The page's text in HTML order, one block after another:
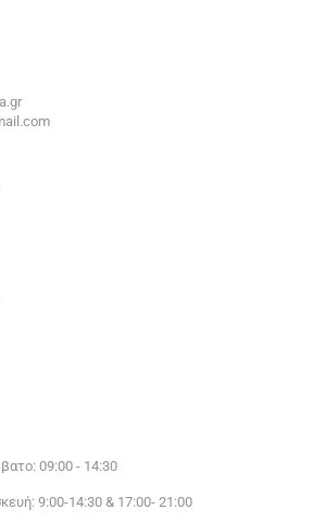
09:00 - 14:30
9:00-14:30 & 17:00- 21:00